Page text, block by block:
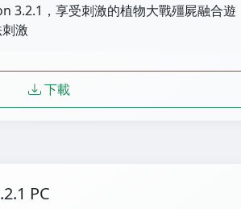
3.2.1，享受刺激的植物大戰殭屍融合遊
激
下載
PC